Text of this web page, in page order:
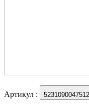
Артикул :